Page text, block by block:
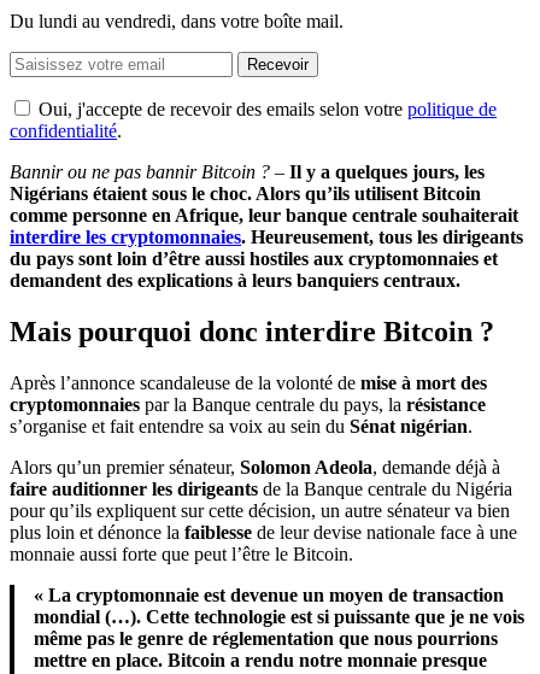
Du lundi au vendredi, dans votre boîte mail.
Recevoir
Oui, j'accepte de recevoir des emails selon votre politique de
confidentialité.
Bannir ou ne pas bannir Bitcoin ? – Il y a quelques jours, les
Nigérians étaient sous le choc. Alors qu’ils utilisent Bitcoin
comme personne en Afrique, leur banque centrale souhaiterait
interdire les cryptomonnaies. Heureusement, tous les dirigeants
du pays sont loin d’être aussi hostiles aux cryptomonnaies et
demandent des explications à leurs banquiers centraux.
Mais pourquoi donc interdire Bitcoin ?
Après l’annonce scandaleuse de la volonté de mise à mort des
cryptomonnaies par la Banque centrale du pays, la résistance
s’organise et fait entendre sa voix au sein du Sénat nigérian.
Alors qu’un premier sénateur, Solomon Adeola, demande déjà à
faire auditionner les dirigeants de la Banque centrale du Nigéria
pour qu’ils expliquent sur cette décision, un autre sénateur va bien
plus loin et dénonce la faiblesse de leur devise nationale face à une
monnaie aussi forte que peut l’être le Bitcoin.
« La cryptomonnaie est devenue un moyen de transaction
mondial (…). Cette technologie est si puissante que je ne vois
même pas le genre de réglementation que nous pourrions
mettre en place. Bitcoin a rendu notre monnaie presque